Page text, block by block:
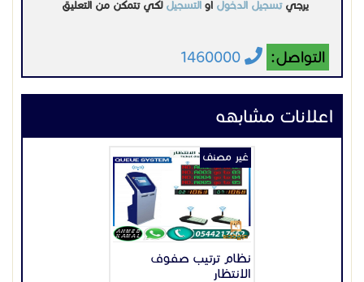
Load Weight: 60T
يرجيتسجيل الدخول او التسجيل لكي تتمكن من التعليق
التواصل: 1460000
اعلانات مشابهه
نظام ترتيب صفوف
الانتظار
غير مصنف